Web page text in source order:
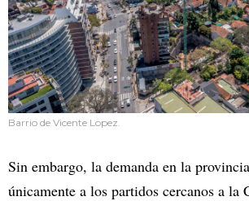
Barrio de Vicente Lopez.
Sin embargo, la demanda en la
únicamente a los partidos cercanos a la